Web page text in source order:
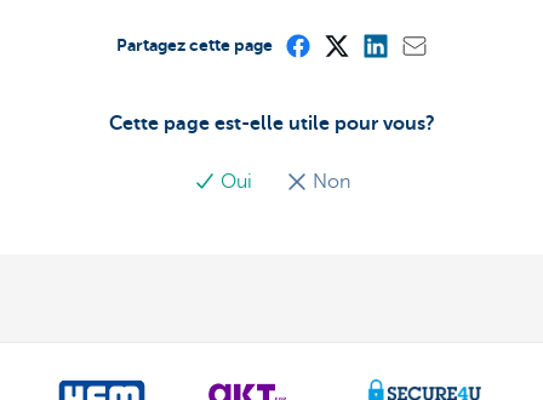
Cette page est-elle utile pour vous?
Oui Non
Partagez cette page